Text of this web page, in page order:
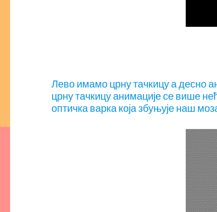
Лево имамо црну тачкицу а десно
црну тачкицу анимације се више
оптичка варка која збуњује наш